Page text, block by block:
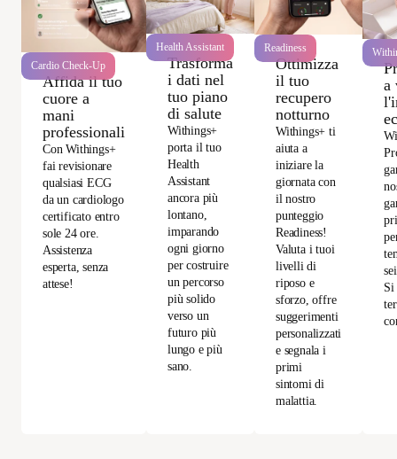
Cardio Check-Up
Affida il tuo
cuore a
mani
professionali
Con Withings+
fai revisionare
qualsiasi ECG
da un cardiologo
certificato entro
sole 24 ore.
Assistenza
esperta, senza
attese!
Health Assistant
Trasforma
i dati nel
tuo piano
di salute
Withings+
porta il tuo
Health
Assistant
ancora più
lontano,
imparando
ogni giorno
per costruire
un percorso
più solido
verso un
futuro più
lungo e più
sano.
Readiness
Ottimizza
il tuo
recupero
notturno
Withings+ ti
aiuta a
iniziare la
giornata con
il nostro
punteggio
Readiness!
Valuta i tuoi
livelli di
riposo e
sforzo, offre
suggerimenti
personalizzati
e segnala i
primi
sintomi di
malattia.
a
Si